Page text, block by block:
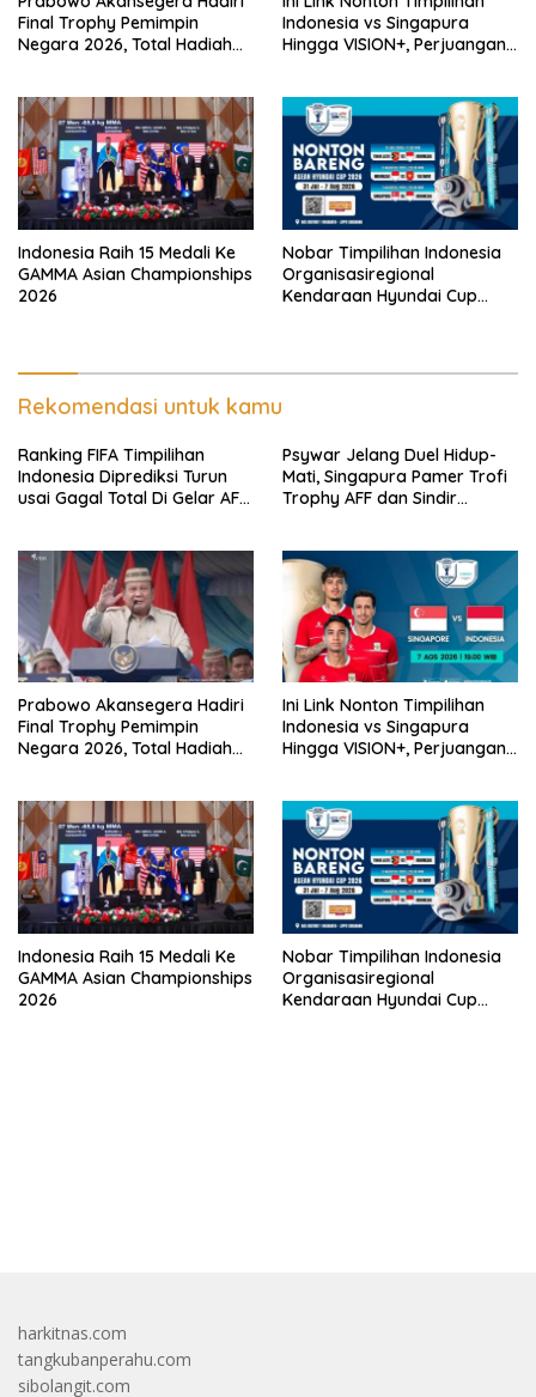
Final Trophy Pemimpin
Negara 2026, Total Hadiah
Indonesia vs Singapura
Hingga VISION+, Perjuangan
Indonesia Raih 15 Medali Ke
GAMMA Asian Championships
2026
Nobar Timpilihan Indonesia
Organisasiregional
Kendaraan Hyundai Cup
Rekomendasi untuk kamu
Ranking FIFA Timpilihan
Indonesia Diprediksi Turun
usai Gagal Total Di Gelar AFF
Psywar Jelang Duel Hidup-
Mati, Singapura Pamer Trofi
Trophy AFF dan Sindir
Prabowo Akansegera Hadiri
Final Trophy Pemimpin
Negara 2026, Total Hadiah
Ini Link Nonton Timpilihan
Indonesia vs Singapura
Hingga VISION+, Perjuangan
Indonesia Raih 15 Medali Ke
GAMMA Asian Championships
2026
Nobar Timpilihan Indonesia
Organisasiregional
Kendaraan Hyundai Cup
harkitnas.com
tangkubanperahu.com
sibolangit.com